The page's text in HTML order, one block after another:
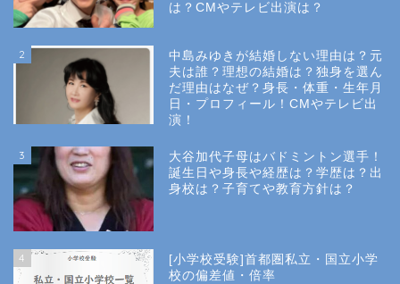
は？CMやテレビ出演は？
2
中島みゆきが結婚しない理由は？元
夫は誰？理想の結婚は？独身を選ん
だ理由はなぜ？身長・体重・生年月
日・プロフィール！CMやテレビ出
演！
3
大谷加代子母はバドミントン選手！
誕生日や身長や経歴は？学歴は？出
身校は？子育てや教育方針は？
4
[小学校受験]首都圏私立・国立小学
校の偏差値・倍率